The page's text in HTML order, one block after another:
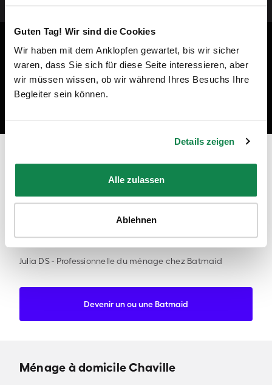
Guten Tag! Wir sind die Cookies
Wir haben mit dem Anklopfen gewartet, bis wir sicher
waren, dass Sie sich für diese Seite interessieren, aber
wir müssen wissen, ob wir während Ihres Besuchs Ihre
Begleiter sein können.
Details zeigen
Alle zulassen
Ablehnen
Prêt à devenir un professionnel du
nettoyage à Chaville ?
"En tant qu'employée Batmaid, je peux travailler avec des
clients privés ou pour des ménages de fin de bail, dans les
Julia DS- Professionnelle du ménage chez Batmaid
Devenir un ou une Batmaid
Ménage à domicile Chaville